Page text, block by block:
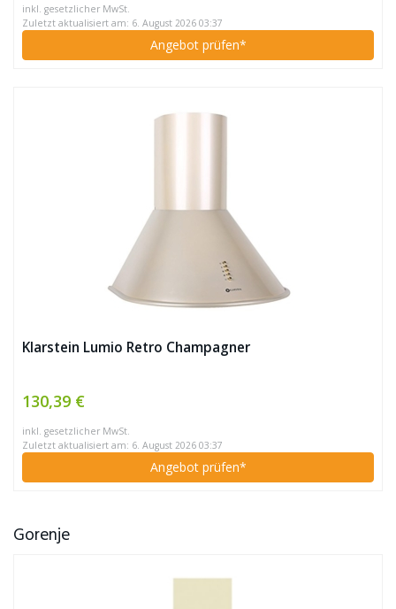
inkl. gesetzlicher MwSt.
Zuletzt aktualisiert am: 6. August 2026 03:37
Angebot prüfen*
Klarstein Lumio Retro Champagner
130,39 €
inkl. gesetzlicher MwSt.
Zuletzt aktualisiert am: 6. August 2026 03:37
Angebot prüfen*
Gorenje